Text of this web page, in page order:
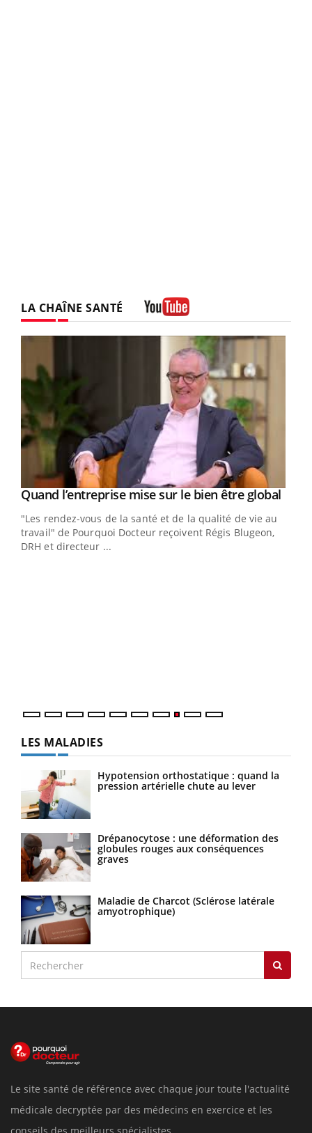
LA CHAÎNE SANTÉ
Youtube
Quand l’entreprise mise sur le bien être global
"Les rendez-vous de la santé et de la qualité de vie au
travail" de Pourquoi Docteur reçoivent Régis Blugeon,
DRH et directeur ...
LES MALADIES
Hypotension orthostatique : quand la
pression artérielle chute au lever
Drépanocytose : une déformation des
globules rouges aux conséquences
graves
Maladie de Charcot (Sclérose latérale
amyotrophique)
Le site santé de référence avec chaque jour toute l'actualité
médicale decryptée par des médecins en exercice et les